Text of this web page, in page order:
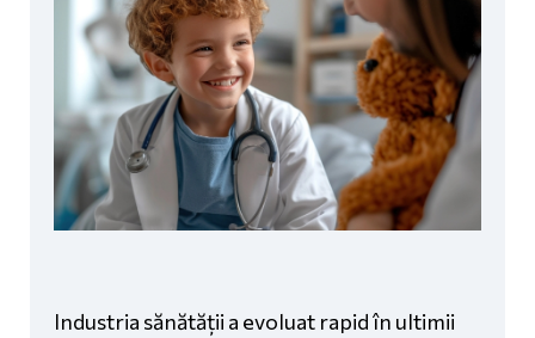
Industria sănătății a evoluat rapid în ultimii